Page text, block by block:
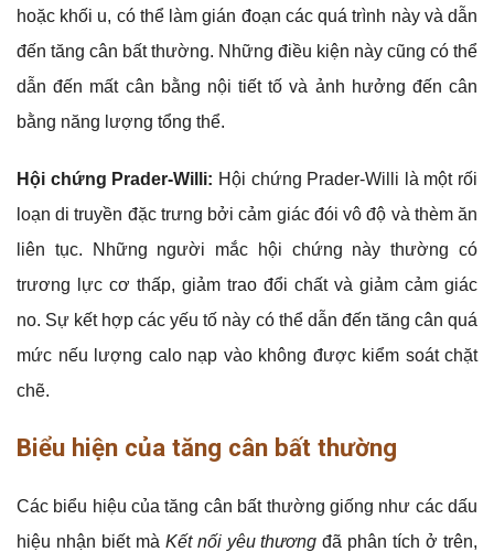
hoặc khối u, có thể làm gián đoạn các quá trình này và dẫn
đến tăng cân bất thường. Những điều kiện này cũng có thể
dẫn đến mất cân bằng nội tiết tố và ảnh hưởng đến cân
bằng năng lượng tổng thể.
Hội chứng Prader-Willi: Hội chứng Prader-Willi là một rối
loạn di truyền đặc trưng bởi cảm giác đói vô độ và thèm ăn
liên tục. Những người mắc hội chứng này thường có
trương lực cơ thấp, giảm trao đổi chất và giảm cảm giác
no. Sự kết hợp các yếu tố này có thể dẫn đến tăng cân quá
mức nếu lượng calo nạp vào không được kiểm soát chặt
chẽ.
Biểu hiện của tăng cân bất thường
Các biểu hiệu của tăng cân bất thường giống như các dấu
hiệu nhận biết mà Kết nối yêu thương đã phân tích ở trên,